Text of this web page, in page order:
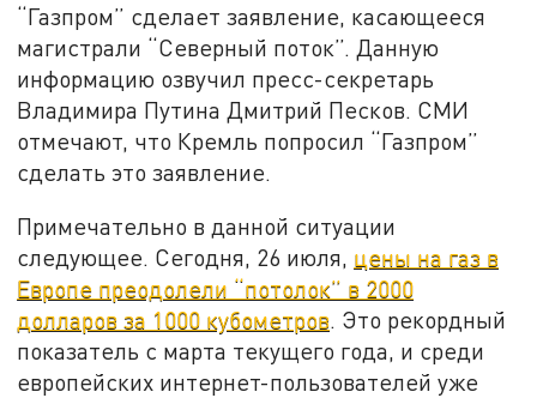
“Газпром” сделает заявление, касающееся
магистрали “Северный поток”. Данную
информацию озвучил пресс-секретарь
Владимира Путина Дмитрий Песков. СМИ
отмечают, что Кремль попросил “Газпром”
сделать это заявление.
Примечательно в данной ситуации
следующее. Сегодня, 26 июля, цены на газ в
Европе преодолели “потолок” в 2000
долларов за 1000 кубометров. Это рекордный
показатель с марта текущего года, и среди
европейских интернет-пользователей уже